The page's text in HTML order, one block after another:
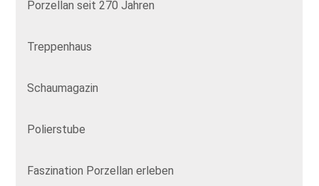
Porzellan seit 270 Jahren
Treppenhaus
Schaumagazin
Polierstube
Faszination Porzellan erleben